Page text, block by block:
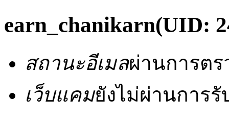
earn_chanikarn(UID:
สถานะอีเมลผ่านการต
เว็บแคมยังไม่ผ่านการรั